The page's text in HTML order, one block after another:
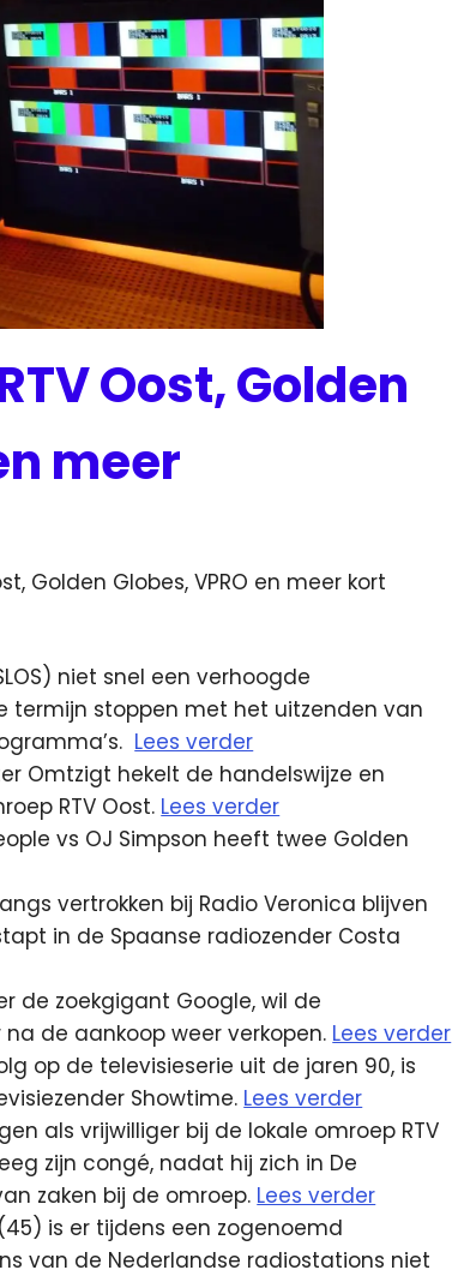
Oost, Golden
meer
Golden Globes, VPRO en meer kort
niet snel een verhoogde
termijn stoppen met het uitzenden van
Lees verder
Omtzigt hekelt de handelswijze en
RTV Oost. Lees verder
vs OJ Simpson heeft twee Golden
vertrokken bij Radio Veronica blijven
in de Spaanse radiozender Costa
de zoekgigant Google, wil de
de aankoop weer verkopen. Lees verder
op de televisieserie uit de jaren 90, is
Showtime. Lees verder
als vrijwilliger bij de lokale omroep RTV
zijn congé, nadat hij zich in De
zaken bij de omroep. Lees verder
is er tijdens een zogenoemd
van de Nederlandse radiostations niet